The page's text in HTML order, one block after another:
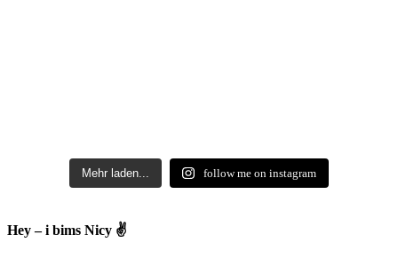
Mehr laden... follow me on instagram
Hey – i bims Nicy ✌